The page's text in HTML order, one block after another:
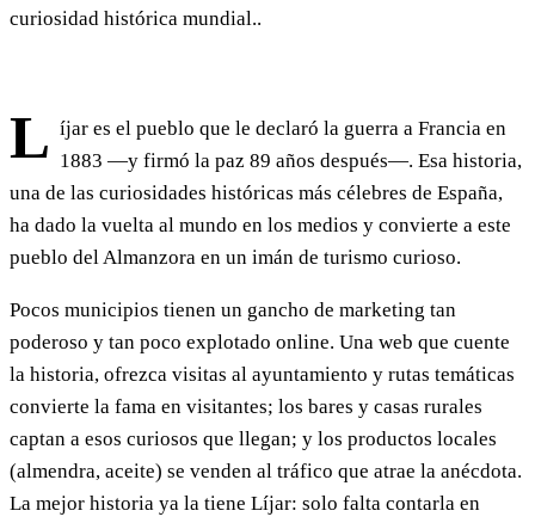
curiosidad histórica mundial..
L íjar es el pueblo que le declaró la guerra a Francia en
1883 —y firmó la paz 89 años después—. Esa historia,
una de las curiosidades históricas más célebres de España,
ha dado la vuelta al mundo en los medios y convierte a este
pueblo del Almanzora en un imán de turismo curioso.
Pocos municipios tienen un gancho de marketing tan
poderoso y tan poco explotado online. Una web que cuente
la historia, ofrezca visitas al ayuntamiento y rutas temáticas
convierte la fama en visitantes; los bares y casas rurales
captan a esos curiosos que llegan; y los productos locales
(almendra, aceite) se venden al tráfico que atrae la anécdota.
La mejor historia ya la tiene Líjar: solo falta contarla en